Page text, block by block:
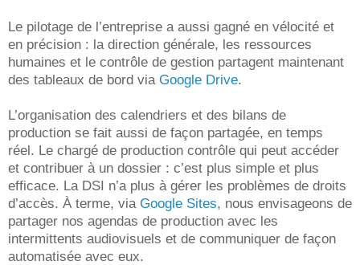
Le pilotage de l’entreprise a aussi gagné en vélocité et
en précision : la direction générale, les ressources
humaines et le contrôle de gestion partagent maintenant
des tableaux de bord via Google Drive.
L’organisation des calendriers et des bilans de
production se fait aussi de façon partagée, en temps
réel. Le chargé de production contrôle qui peut accéder
et contribuer à un dossier : c’est plus simple et plus
efficace. La DSI n’a plus à gérer les problèmes de droits
d’accès. À terme, via Google Sites, nous envisageons de
partager nos agendas de production avec les
intermittents audiovisuels et de communiquer de façon
automatisée avec eux.